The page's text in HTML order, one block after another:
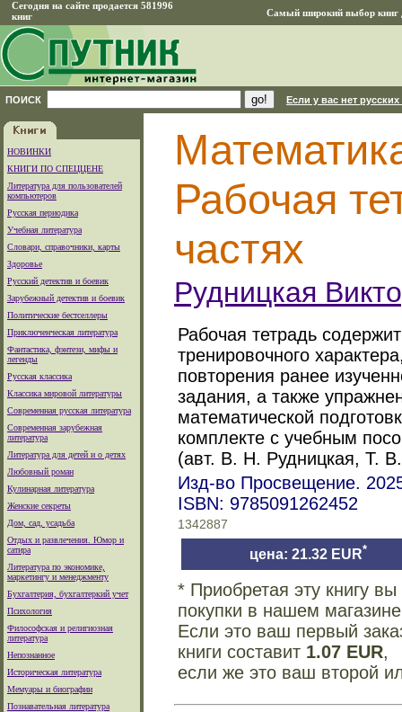
Сегодня на сайте продается 581996
книг
Самый широкий выбор книг
ПОИСК Если у вас нет
НОВИНКИ
КНИГИ ПО СПЕЦЦЕНЕ
Литература для пользователей
компьютеров
Русская периодика
Учебная литература
Словари, справочники, карты
Здоровье
Русский детектив и боевик
Зарубежный детектив и боевик
Политические бестселлеры
Приключенческая литература
Фантастика, фэнтези, мифы и
легенды
Русская классика
Классика мировой литературы
Современная русская литература
Современная зарубежная
литература
Литература для детей и о детях
Любовный роман
Кулинарная литература
Женские секреты
Дом, сад, усадьба
Отдых и развлечения. Юмор и
сатира
Литература по экономике,
маркетингу и менеджменту
Бухгалтерия, бухгалтеркий учет
Психология
Философская и религиозная
литература
Непознанное
Историческая литература
Мемуары и биографии
Познавательная литература
Рабочая
частях
Рудницкая
Рабочая тетрадь
тренировочного
повторения ранее
задания, а также
математической
комплекте с учебным
(авт. В. Н. Рудницкая, Т.
Изд-во Просвещение.
ISBN: 9785091262452
1342887
цена: 21.32 EUR*
* Приобретая эту книгу
покупки в нашем
Если это ваш первый
книги составит 1.07 EUR,
если же это ваш второй